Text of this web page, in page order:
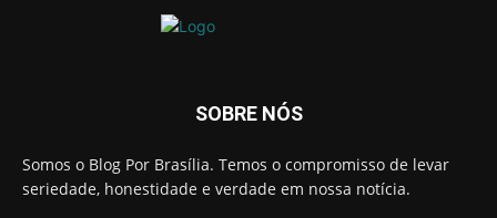
SOBRE NÓS
Somos o Blog Por Brasília. Temos o compromisso de levar
seriedade, honestidade e verdade em nossa notícia.